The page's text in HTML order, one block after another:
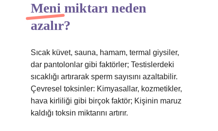
Meni miktarı neden
azalır?
Sıcak küvet, sauna, hamam, termal giysiler,
dar pantolonlar gibi faktörler; Testislerdeki
sıcaklığı artırarak sperm sayısını azaltabilir.
Çevresel toksinler: Kimyasallar, kozmetikler,
hava kirliliği gibi birçok faktör; Kişinin maruz
kaldığı toksin miktarını artırır.